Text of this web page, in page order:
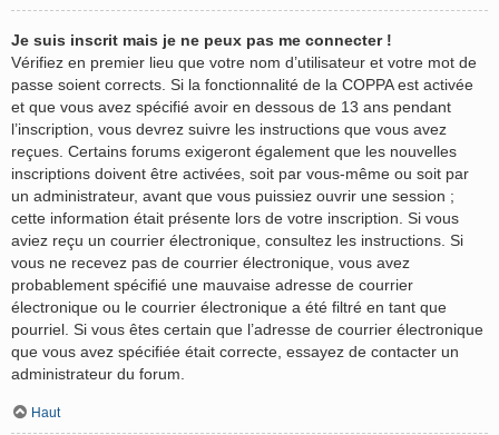
Je suis inscrit mais je ne peux pas me connecter !
Vérifiez en premier lieu que votre nom d’utilisateur et votre mot de
passe soient corrects. Si la fonctionnalité de la COPPA est activée
et que vous avez spécifié avoir en dessous de 13 ans pendant
l’inscription, vous devrez suivre les instructions que vous avez
reçues. Certains forums exigeront également que les nouvelles
inscriptions doivent être activées, soit par vous-même ou soit par
un administrateur, avant que vous puissiez ouvrir une session ;
cette information était présente lors de votre inscription. Si vous
aviez reçu un courrier électronique, consultez les instructions. Si
vous ne recevez pas de courrier électronique, vous avez
probablement spécifié une mauvaise adresse de courrier
électronique ou le courrier électronique a été filtré en tant que
pourriel. Si vous êtes certain que l’adresse de courrier électronique
que vous avez spécifiée était correcte, essayez de contacter un
administrateur du forum.
Haut